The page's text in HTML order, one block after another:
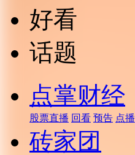
好看
话题
点掌财经
股票直播 回看 预告 点播
砖家团